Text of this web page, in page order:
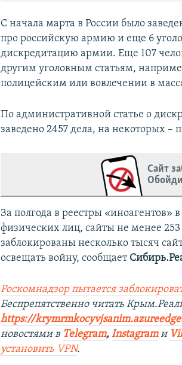
С начала марта в России было
про российскую армию и еще 6
дискредитацию армии. Еще 107
другим уголовным статьям,
полицейским или вовлечении в
По административной статье о
заведено 2457 дела, на некоторых –
Сайт
За полгода в реестры
физических лиц, сайты не менее
заблокированы несколько тысяч
освещать войну, сообщает
Роскомнадзор пытается
Беспрепятственно читать
https://
новостями в Telegram, Instagram и
установить VPN.